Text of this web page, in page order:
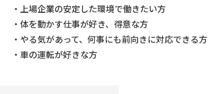
・上場企業の安定した環境で働きたい方
・体を動かす仕事が好き、得意な方
・やる気があって、何事にも前向きに対応できる方
・車の運転が好きな方